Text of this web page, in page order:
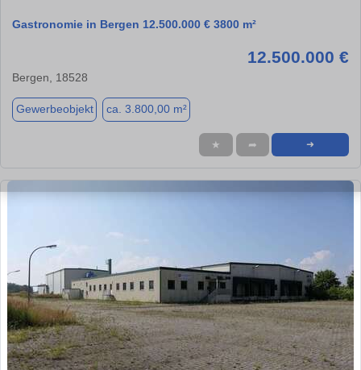
Gastronomie in Bergen 12.500.000 € 3800 m²
12.500.000 €
Bergen, 18528
Gewerbeobjekt ca. 3.800,00 m²
★ ➦ ➜